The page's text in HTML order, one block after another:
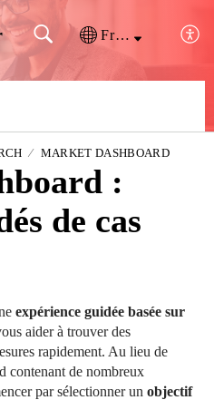
Français (France)
MARKET DASHBOARD
:
de cas
expérience guidée basée sur
aider à trouver des
rapidement. Au lieu de
contenant de nombreux
par sélectionner un objectif